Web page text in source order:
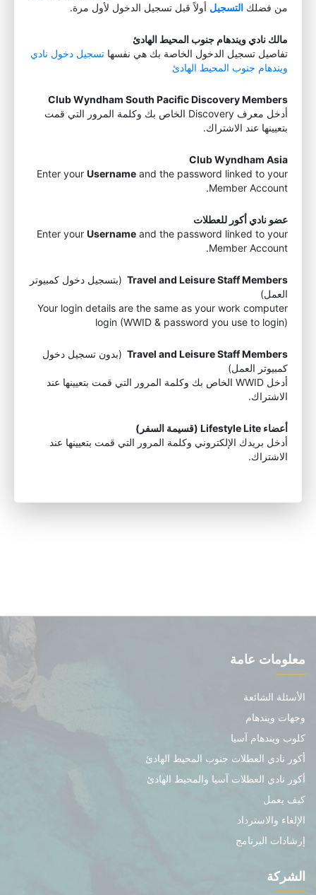
من فضلك التسجيل أولاً قبل تسجيل الدخول لأول مرة.
مالك نادي ويندهام جنوب المحيط الهادئ
تفاصيل تسجيل الدخول الخاصة بك هي نفسها تسجيل دخول نادي
ويندهام جنوب المحيط الهادئ
Club Wyndham South Pacific Discovery Members
أدخل معرف Discovery الخاص بك وكلمة المرور التي قمت
بتعيينها عند الاشتراك.
Club Wyndham Asia
Enter your Username and the password linked to your
Member Account.
عضو نادي أكور للعطلات
Enter your Username and the password linked to your
Member Account.
Travel and Leisure Staff Members (بتسجيل دخول كمبيوتر
العمل)
Your login details are the same as your work computer
login (WWID & password you use to login)
Travel and Leisure Staff Members (بدون تسجيل دخول
كمبيوتر العمل)
أدخل WWID الخاص بك وكلمة المرور التي قمت بتعيينها عند
الاشتراك.
أعضاء Lifestyle Lite (قسيمة السفر)
أدخل بريدك الإلكتروني وكلمة المرور التي قمت بتعيينها عند
الاشتراك.
معلومات عامة
الأسئلة الشائعة
وجهات ويندهام
كلوب ويندهام آسيا
أكور نادي العطلات جنوب المحيط الهادئ
أكور نادي العطلات آسيا والمحيط الهادئ
كيف يعمل
الإلغاء والاسترداد
إرشادات البرنامج
الشركة